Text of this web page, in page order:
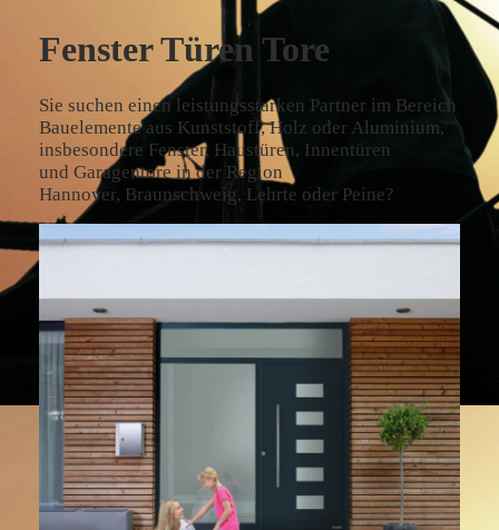
Fenster Türen Tore
Sie suchen einen leistungsstarken Partner im Bereich
Bauelemente aus Kunststoff, Holz oder Aluminium,
insbesondere Fenster, Haustüren, Innentüren
und Garagentore in der Region
Hannover, Braunschweig, Lehrte oder Peine?